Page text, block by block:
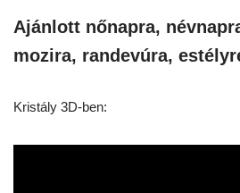
Ajánlott nőnapra,
mozira, randevúra,
Kristály 3D-ben: